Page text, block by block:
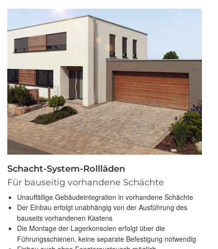
Schacht-System-Rollläden
Für bauseitig vorhandene Schächte
Unauffällige Gebäudeintegration in vorhandene Schächte
Der Einbau erfolgt unabhängig von der Ausführung des
bauseits vorhandenen Kastens
Die Montage der Lagerkonsolen erfolgt über die
Führungsschienen, keine separate Befestigung notwendig